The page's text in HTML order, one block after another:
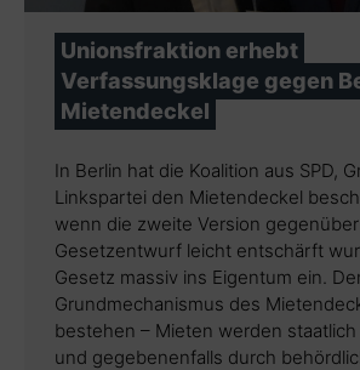
Unionsfraktion erhebt
Verfassungsklage gegen
Mietendeckel
In Berlin hat die Koalition aus SPD,
Linkspartei den Mietendeckel
wenn die zweite Version
Gesetzentwurf leicht entschärft
Gesetz massiv ins Eigentum ein.
Grundmechanismus des
bestehen – Mieten werden
und gegebenenfalls durch